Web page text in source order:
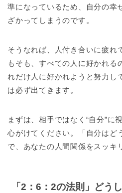
準になっているため、自分の幸
ざかってしまうのです。
そうなれば、人付き合いに疲れ
もそも、すべての人に好かれる
れだけ人に好かれようと努力し
は必ず出てきます。
まずは、相手ではなく“自分”に
心がけてください。「自分はど
で、あなたの人間関係をスッキ
「2：6：2の法則」どう